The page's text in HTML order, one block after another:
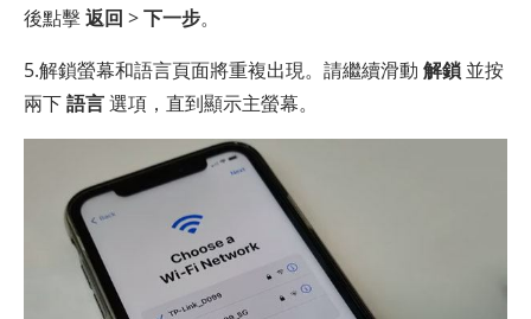
後點擊返回 >下一步。
5.解鎖螢幕和語言頁面將重複出現。請繼續滑動 解鎖 並按
兩下語言選項，直到顯示主螢幕。